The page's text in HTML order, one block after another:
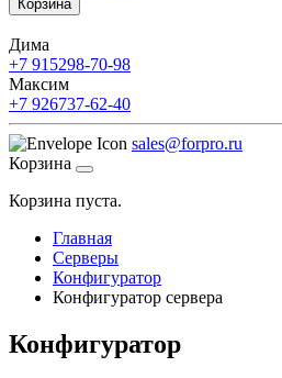
Корзина
Дима
+7 915298-70-98
Максим
+7 926737-62-40
sales@forpro.ru
Корзина
Корзина пуста.
Главная
Серверы
Конфигуратор
Конфигуратор сервера
Конфигуратор